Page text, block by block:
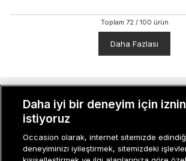
Toplam 72 / 100 ürün
Daha Fazlası
MÜŞTERI İLIŞKILERI
KURUMSAL
KADIN KATEGORILER
Daha iyi bir deneyim için
istiyoruz
Occasion olarak, internet sitemizde
deneyiminizi iyileştirmek, sitemizdeki